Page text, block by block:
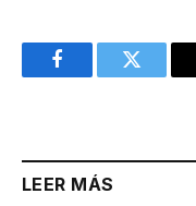
FacebookTwitter
LEER MÁS